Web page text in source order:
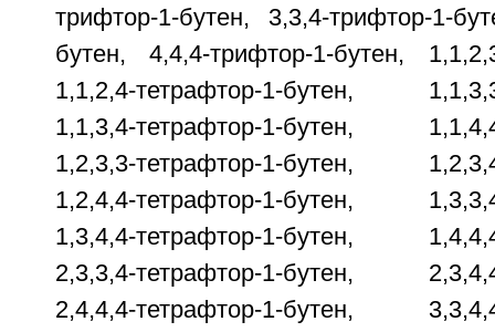
трифтор-1-бутен, 3,3,4-трифтор-1-
бутен, 4,4,4-трифтор-1-бутен,
1,1,2,4-тетрафтор-1-бутен, 1,1,3,3-
1,1,3,4-тетрафтор-1-бутен, 1,1,4,4-
1,2,3,3-тетрафтор-1-бутен, 1,2,3,4-
1,2,4,4-тетрафтор-1-бутен, 1,3,3,4-
1,3,4,4-тетрафтор-1-бутен, 1,4,4,4-
2,3,3,4-тетрафтор-1-бутен, 2,3,4,4-
2,4,4,4-тетрафтор-1-бутен, 3,3,4,4-